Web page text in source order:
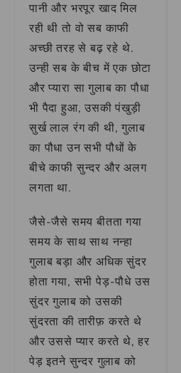
पानी और भरपूर खाद मिल
रही थी तो वो सब काफी
अच्छी तरह से बढ़ रहे थे.
उन्ही सब के बीच में एक छोटा
और प्यारा सा गुलाब का पौधा
भी पैदा हुआ, उसकी पंखुड़ी
सुर्ख लाल रंग की थी, गुलाब
का पौधा उन सभी पौधों के
बीचे काफी सुन्दर और अलग
लगता था.
जैसे-जैसे समय बीतता गया
समय के साथ साथ नन्हा
गुलाब बड़ा और अधिक सुंदर
होता गया, सभी पेड़-पौधे उस
सुंदर गुलाब को उसकी
सुंदरता की तारीफ़ करते थे
और उससे प्यार करते थे, हर
पेड़ इतने सुन्दर गुलाब को